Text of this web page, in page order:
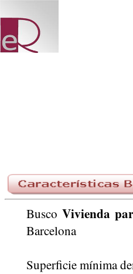
BuscoVivienda
Barcelona
Superficie mínima